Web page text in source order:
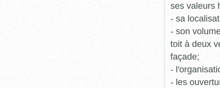
ses valeurs
- sa
- son
toit à deux
façade;
-
- les